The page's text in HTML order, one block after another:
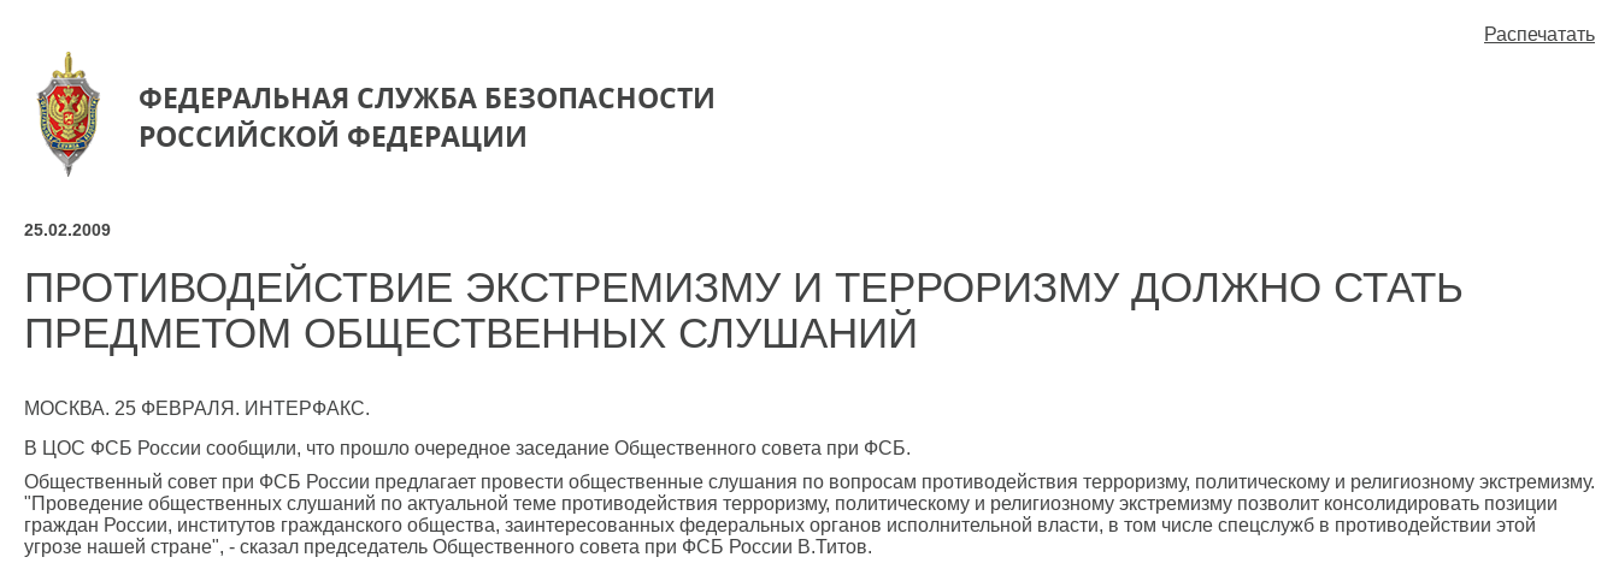
ФЕДЕРАЛЬНАЯ СЛУЖБА БЕЗОПАСНОСТИ
РОССИЙСКОЙ ФЕДЕРАЦИИ
Распечатать
25.02.2009
ПРОТИВОДЕЙСТВИЕ ЭКСТРЕМИЗМУ И ТЕРРОРИЗМУ ДОЛЖНО СТАТЬ
ПРЕДМЕТОМ ОБЩЕСТВЕННЫХ СЛУШАНИЙ
МОСКВА. 25 ФЕВРАЛЯ. ИНТЕРФАКС.
В ЦОС ФСБ России сообщили, что прошло очередное заседание Общественного совета при ФСБ.
Общественный совет при ФСБ России предлагает провести общественные слушания по вопросам противодействия терроризму, политическому и религиозному экстремизму.
"Проведение общественных слушаний по актуальной теме противодействия терроризму, политическому и религиозному экстремизму позволит консолидировать позиции
граждан России, институтов гражданского общества, заинтересованных федеральных органов исполнительной власти, в том числе спецслужб в противодействии этой
угрозе нашей стране", - сказал председатель Общественного совета при ФСБ России В.Титов.